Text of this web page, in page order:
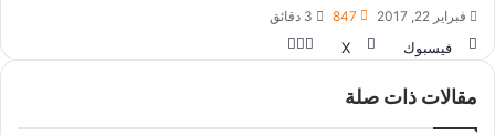
فبراير 22, 2017 847
فيسبوك ‫X
مقالات ذات صلة